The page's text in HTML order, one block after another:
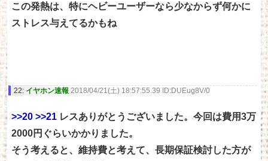
この発熱は、特にヘビーユーザーなら少なからず何かに
ストレス与えてるかもね
22: イヤホン速報 2018/04/21(土) 18:57:55.39 ID:DUEug8V/0
>>20 >>21 レスありがとうございました。今回は費用3万
2000円ぐらいかかりました。
そう考えると、維持費と考えて、長期保証検討した方が